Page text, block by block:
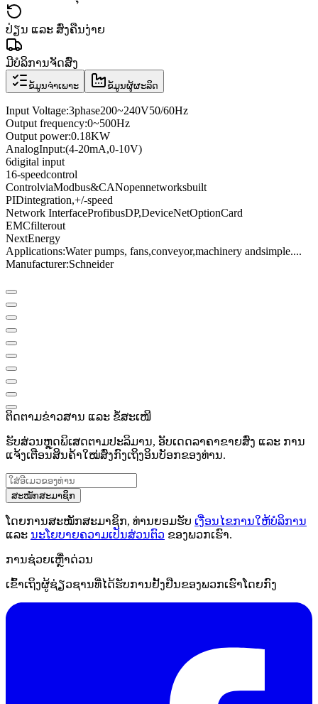
ປ່ຽນ ແລະ ສົ່ງຄືນງ່າຍ
ມີບໍລິການຈັດສົ່ງ
ຂໍ້ມູນຈຳເພາະ ຂໍ້ມູນຜູ້ຜະລິດ
Input Voltage:3phase200~240V50/60Hz
Output frequency:0~500Hz
Output power:0.18KW
AnalogInput:(4-20mA,0-10V)
6digital input
16-speedcontrol
ControlviaModbus&CANopennetworksbuilt
PIDintegration,+/-speed
Network InterfaceProfibusDP,DeviceNetOptionCard
EMCfilterout
NextEnergy
Applications:Water pumps, fans,conveyor,machinery andsimple....
Manufacturer:Schneider
ຕິດຕາມຂ່າວສານ ແລະ ຂໍ້ສະເໜີ
ຮັບສ່ວນຫຼຸດພິເສດຕາມປະລິມານ, ອັບເດດລາຄາຂາຍສົ່ງ ແລະ ການ
ແຈ້ງເຕືອນສິນຄ້າໃໝ່ສົ່ງກົງເຖິງອິນບັອກຂອງທ່ານ.
ສະໝັກສະມາຊິກ
ໂດຍການສະໝັກສະມາຊິກ, ທ່ານຍອມຮັບ ເງື່ອນໄຂການໃຫ້ບໍລິການ
ແລະ ນະໂຍບາຍຄວາມເປັນສ່ວນຕົວ ຂອງພວກເຮົາ.
ການຊ່ວຍເຫຼືໍາດ່ວນ
ເຂົ້າເຖິງຜູ້ຊ່ຽວຊານທີ່ໄດ້ຮັບການຢັ້ງຢືນຂອງພວກເຮົາໂດຍກົງ